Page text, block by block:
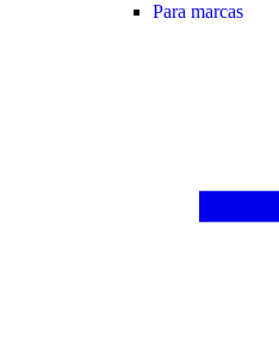
Para marcas